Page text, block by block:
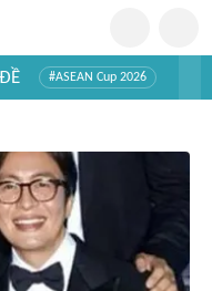
#ASEAN Cup 2026